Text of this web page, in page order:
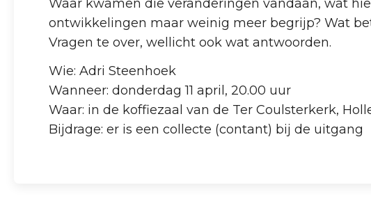
Waar kwamen die veranderingen vandaan, wat
ontwikkelingen maar weinig meer begrijp? Wat
Vragen te over, wellicht ook wat antwoorden.
Wie: Adri Steenhoek
Wanneer: donderdag 11 april, 20.00 uur
Waar: in de koffiezaal van de Ter Coulsterkerk,
Bijdrage: er is een collecte (contant) bij de uitgang